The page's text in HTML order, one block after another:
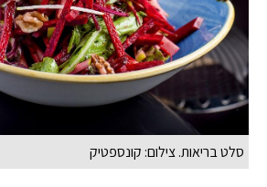
סלט בריאות. צילום: קונספטיק